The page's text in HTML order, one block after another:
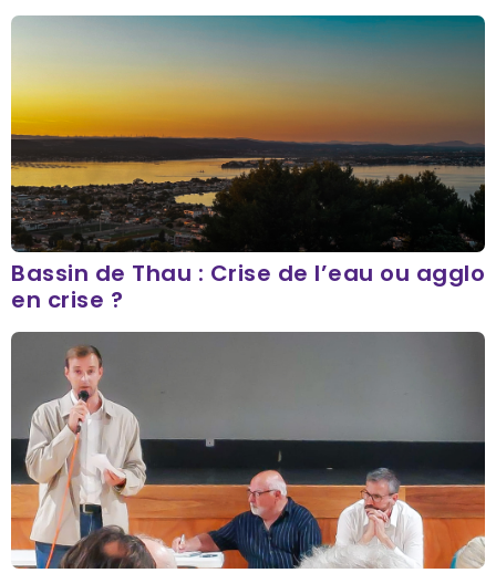
Bassin de Thau : Crise de l’eau ou agglo
en crise ?